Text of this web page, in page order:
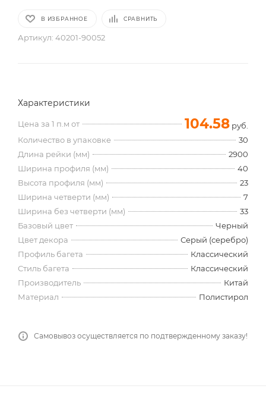
В ИЗБРАННОЕ СРАВНИТЬ
Артикул: 40201-90052
Характеристики
Цена за 1 п.м от 104.58 руб.
Количество в упаковке
30
Длина рейки (мм)
2900
Ширина профиля (мм)
40
Высота профиля (мм)
23
Ширина четверти (мм)
7
Ширина без четверти (мм)
33
Базовый цвет
Черный
Цвет декора
Серый (серебро)
Профиль багета
Классический
Стиль багета
Классический
Производитель
Китай
Материал
Полистирол
Самовывоз осуществляется по подтвержденному заказу!